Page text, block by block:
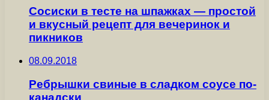
Сосиски в тесте на шпажках — простой
и вкусный рецепт для вечеринок и
пикников
08.09.2018
Ребрышки свиные в сладком соусе по-
канадски